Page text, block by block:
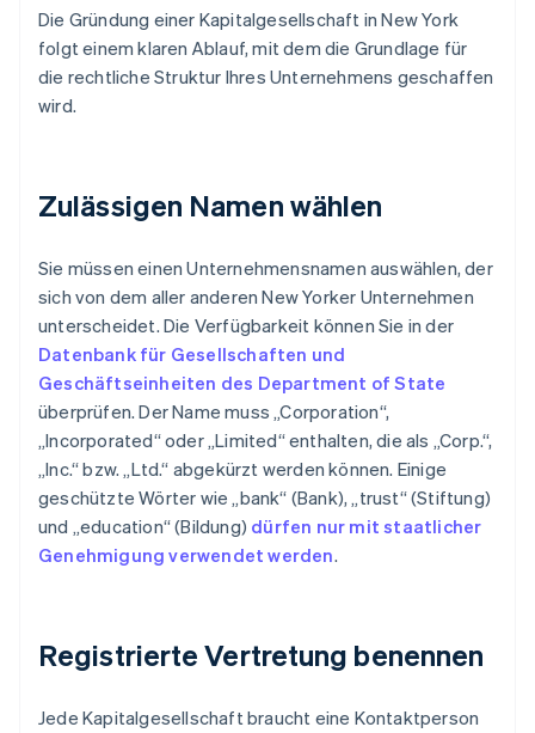
Die Gründung einer Kapitalgesellschaft in New York
folgt einem klaren Ablauf, mit dem die Grundlage für
die rechtliche Struktur Ihres Unternehmens geschaffen
wird.
Zulässigen Namen wählen
Sie müssen einen Unternehmensnamen auswählen, der
sich von dem aller anderen New Yorker Unternehmen
unterscheidet. Die Verfügbarkeit können Sie in der
Datenbank für Gesellschaften und
Geschäftseinheiten des Department of State
überprüfen. Der Name muss „Corporation“,
„Incorporated“ oder „Limited“ enthalten, die als „Corp.“,
„Inc.“ bzw. „Ltd.“ abgekürzt werden können. Einige
geschützte Wörter wie „bank“ (Bank), „trust“ (Stiftung)
und „education“ (Bildung) dürfen nur mit staatlicher
Genehmigung verwendet werden.
Registrierte Vertretung benennen
Jede Kapitalgesellschaft braucht eine Kontaktperson